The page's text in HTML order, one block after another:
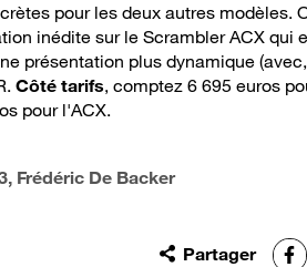
pour les deux autres modèles.
inédite sur le Scrambler ACX qui
présentation plus dynamique
Côté tarifs, comptez 6 695 euros
pour l'ACX.
, Frédéric De Backer
Partager